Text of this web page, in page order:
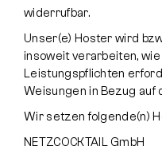
widerrufbar.
Unser(e) Hoster wird
insoweit verarbeiten,
Leistungspflichten
Weisungen in Bezug auf
Wir setzen folgende(n)
NETZCOCKTAIL GmbH